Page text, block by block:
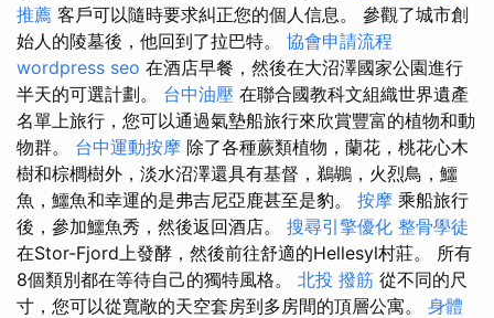
推薦 客戶可以隨時要求糾正您的個人信息。 參觀了城市創
始人的陵墓後，他回到了拉巴特。 協會申請流程
wordpress seo 在酒店早餐，然後在大沼澤國家公園進行
半天的可選計劃。 台中油壓 在聯合國教科文組織世界遺產
名單上旅行，您可以通過氣墊船旅行來欣賞豐富的植物和動
物群。 台中運動按摩 除了各種蕨類植物，蘭花，桃花心木
樹和棕櫚樹外，淡水沼澤還具有基督，鵜鶘，火烈鳥，鱷
魚，鱷魚和幸運的是弗吉尼亞鹿甚至是豹。 按摩 乘船旅行
後，參加鱷魚秀，然後返回酒店。 搜尋引擎優化 整骨學徒
在Stor-Fjord上發酵，然後前往舒適的Hellesyl村莊。 所有
8個類別都在等待自己的獨特風格。 北投 撥筋 從不同的尺
寸，您可以從寬敞的天空套房到多房間的頂層公寓。 身體